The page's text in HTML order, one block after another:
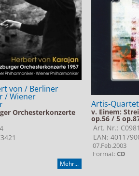
von / Berliner
/ Wiener
Orchesterkonzerte
Mehr...
Artis-
v. Einem:
op.56 / 5
Art. Nr.:
EAN:
07.Feb.2003
Format:CD